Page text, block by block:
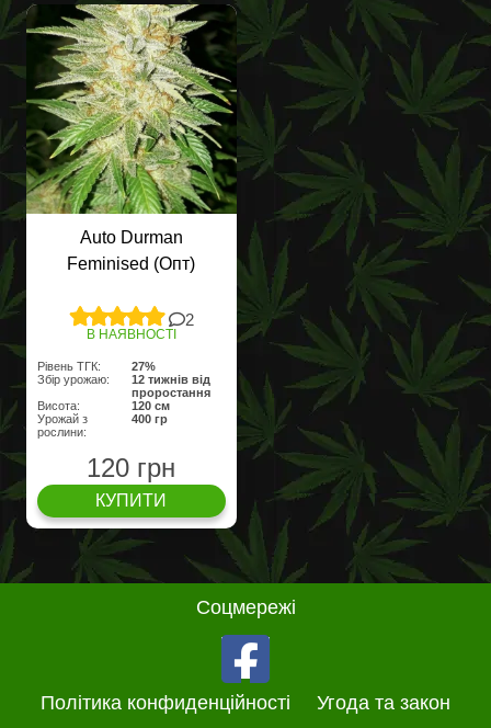
Auto Durman
Feminised (Опт)
2
В НАЯВНОСТІ
Рівень ТГК:
27%
Збір урожаю:
12 тижнів від
проростання
Висота:
120 см
Урожай з
рослини:
400 гр
120 грн
КУПИТИ
Соцмережі
Політика конфиденційності Угода та закон